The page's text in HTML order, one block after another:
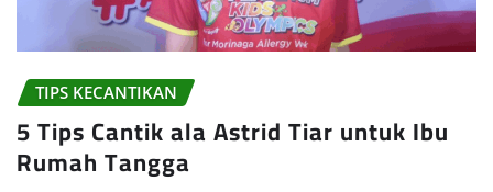
TIPS KECANTIKAN
5 Tips Cantik ala Astrid Tiar untuk Ibu
Rumah Tangga